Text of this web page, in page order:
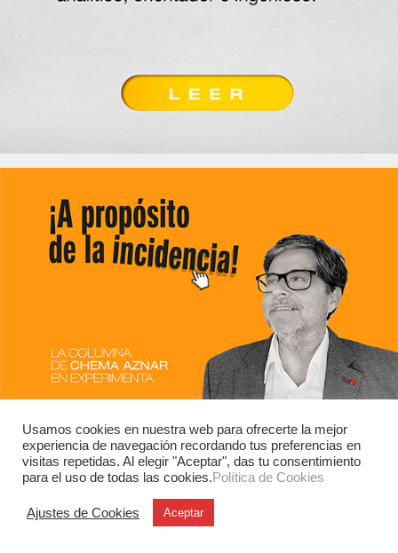
Usamos cookies en nuestra web para ofrecerte la mejor
experiencia de navegación recordando tus preferencias en
visitas repetidas. Al elegir "Aceptar", das tu consentimiento
para el uso de todas las cookies.Política de Cookies
Ajustes de Cookies Aceptar